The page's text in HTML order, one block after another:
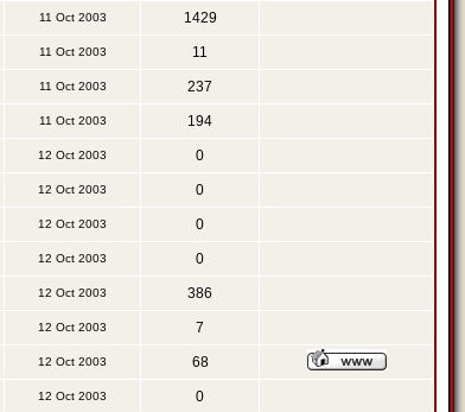
11 Oct 2003 1429
11 Oct 2003 11
11 Oct 2003 237
11 Oct 2003 194
12 Oct 2003 0
12 Oct 2003 0
12 Oct 2003 0
12 Oct 2003 0
12 Oct 2003 386
12 Oct 2003 7
12 Oct 2003 68
12 Oct 2003 0